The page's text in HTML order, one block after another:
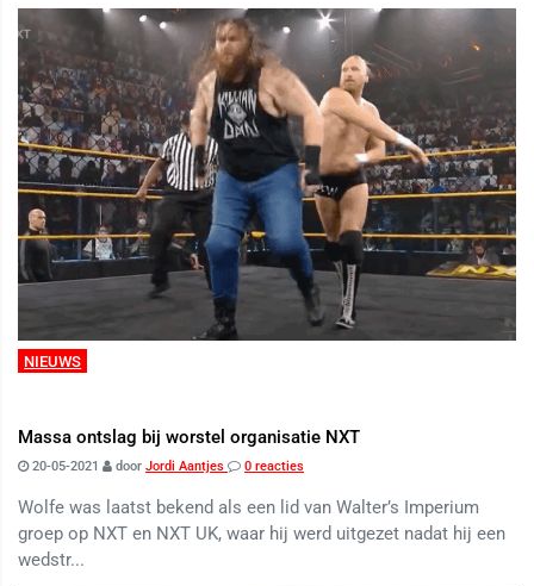
NIEUWS
Massa ontslag bij worstel organisatie NXT
20-05-2021 door Jordi Aantjes 0 reacties
Wolfe was laatst bekend als een lid van Walter’s Imperium
groep op NXT en NXT UK, waar hij werd uitgezet nadat hij een
wedstr...